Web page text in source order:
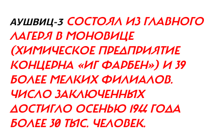
АУШВИЦ-3СОСТОЯЛ ИЗ ГЛАВНОГО
ЛАГЕРЯ В МОНОВИЦЕ
(ХИМИЧЕСКОЕ ПРЕДПРИЯТИЕ
КОНЦЕРНА «ИГ ФАРБЕН») И 39
БОЛЕЕ МЕЛКИХ ФИЛИАЛОВ.
ЧИСЛО ЗАКЛЮЧЕННЫХ
ДОСТИГЛО ОСЕНЬЮ 1944 ГОДА
БОЛЕЕ 30 ТЫС. ЧЕЛОВЕК.